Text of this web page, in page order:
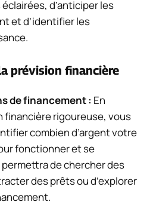
d’anticiper les
et d’identifier les
prévision financière
de financement : En
financière rigoureuse, vous
combien d’argent votre
fonctionner et se
de chercher des
des prêts ou d’explorer